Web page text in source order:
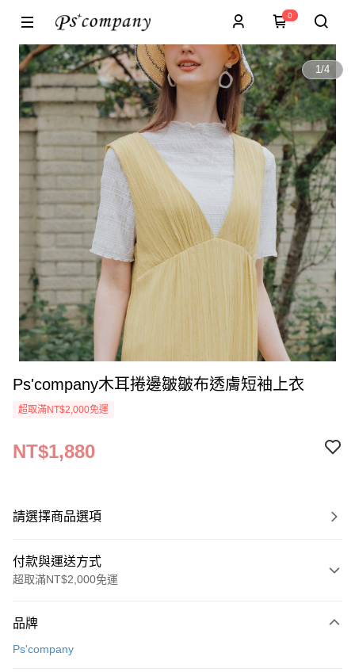
0
1/4
Ps'company木耳捲邊皺皺布透膚短袖上衣
超取滿NT$2,000免運
NT$1,880
請選擇商品選項
付款與運送方式
超取滿NT$2,000免運
信用卡一次付款
品牌
Ps'company